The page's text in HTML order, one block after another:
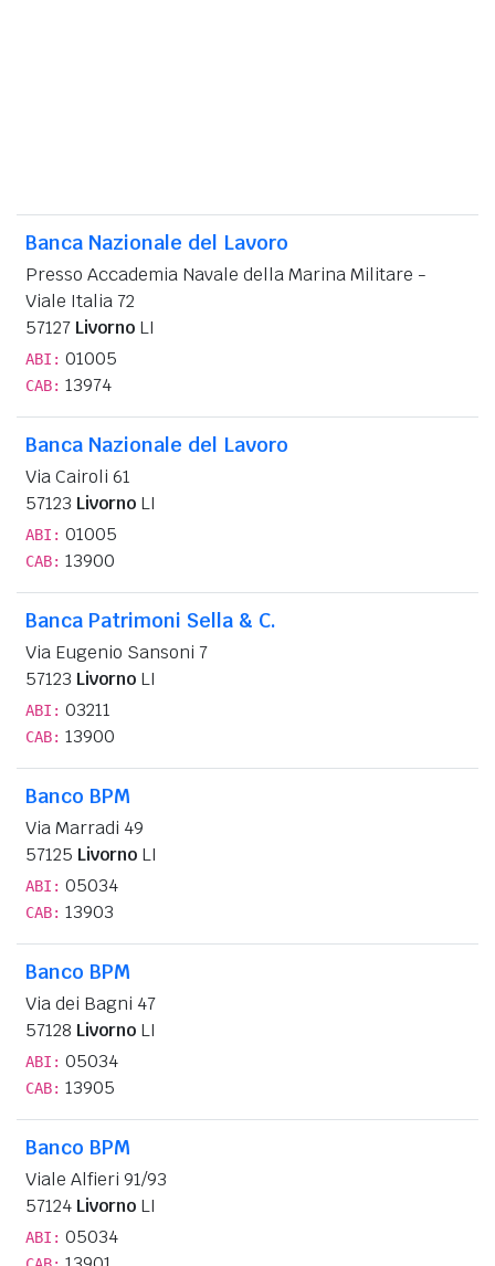
Banca Nazionale del Lavoro
Presso Accademia Navale della Marina Militare -
Viale Italia 72
57127 Livorno LI
ABI: 01005
CAB: 13974
Banca Nazionale del Lavoro
Via Cairoli 61
57123 Livorno LI
ABI: 01005
CAB: 13900
Banca Patrimoni Sella & C.
Via Eugenio Sansoni 7
57123 Livorno LI
ABI: 03211
CAB: 13900
Banco BPM
Via Marradi 49
57125 Livorno LI
ABI: 05034
CAB: 13903
Banco BPM
Via dei Bagni 47
57128 Livorno LI
ABI: 05034
CAB: 13905
Banco BPM
Viale Alfieri 91/93
57124 Livorno LI
ABI: 05034